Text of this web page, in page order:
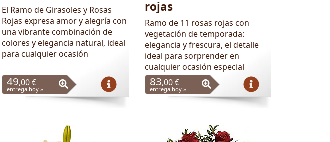
El Ramo de Girasoles y Rosas
Rojas expresa amor y alegría con
una vibrante combinación de
colores y elegancia natural, ideal
para cualquier ocasión
49,00 €
entrega hoy »
rojas
Ramo de 11 rosas rojas con
vegetación de temporada:
elegancia y frescura, el detalle
ideal para sorprender en
cualquier ocasión especial
83,00 €
entrega hoy »